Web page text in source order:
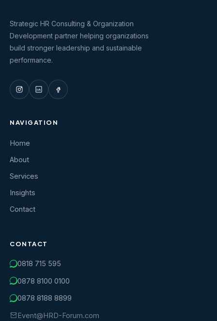
Strategic HR Consulting & Organization
Development partner helping organizations
build stronger leadership and sustainable
performance.
NAVIGATION
Home
About
Services
Insights
Contact
CONTACT
0818 715 595
0878 8100 0100
0878 8188 8899
Event@HRD-Forum.com